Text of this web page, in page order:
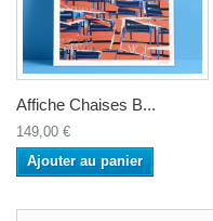
Affiche Chaises B...
149,00 €
Ajouter au panier